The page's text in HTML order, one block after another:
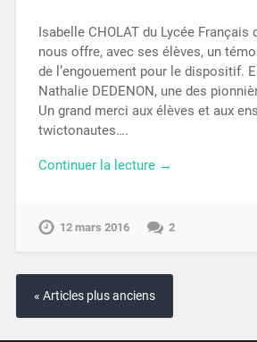
Isabelle CHOLAT du Lycée Français
nous offre, avec ses élèves, un
de l’engouement pour le dispositif.
Nathalie DEDENON, une des
Un grand merci aux élèves et aux
twictonautes….
Continuer la lecture →
12 mars 2016 2
« Articles plus anciens